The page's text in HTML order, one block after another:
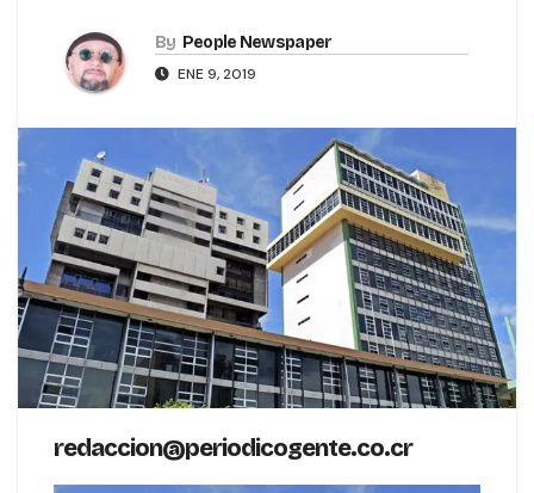
By People Newspaper
ENE 9, 2019
redaccion@periodicogente.co.cr